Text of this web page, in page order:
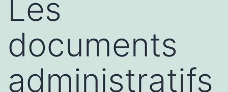
Les
documents
administratifs